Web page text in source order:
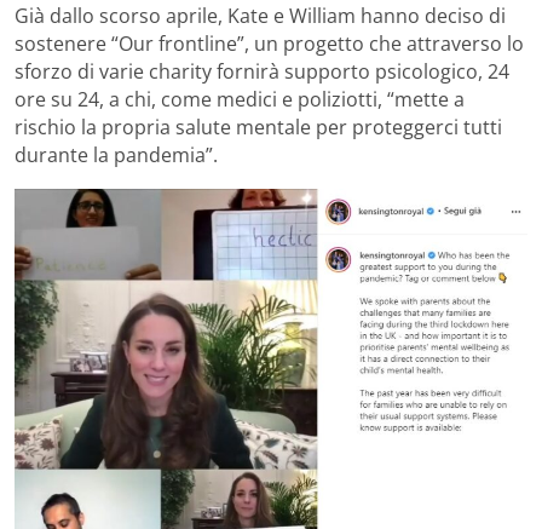
Già dallo scorso aprile, Kate e William hanno deciso di
sostenere “Our frontline”, un progetto che attraverso lo
sforzo di varie charity fornirà supporto psicologico, 24
ore su 24, a chi, come medici e poliziotti, “mette a
rischio la propria salute mentale per proteggerci tutti
durante la pandemia”.